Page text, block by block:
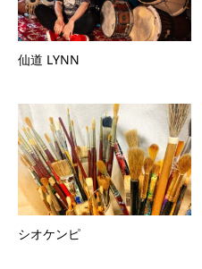
仙道 LYNN
シオケンピ